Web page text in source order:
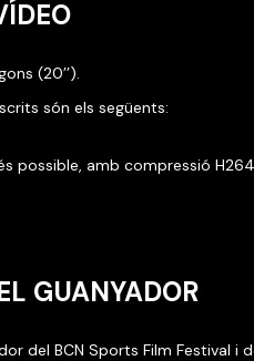
(20’’).
són els següents:
possible, amb compressió
GUANYADOR
del BCN Sports Film Festival